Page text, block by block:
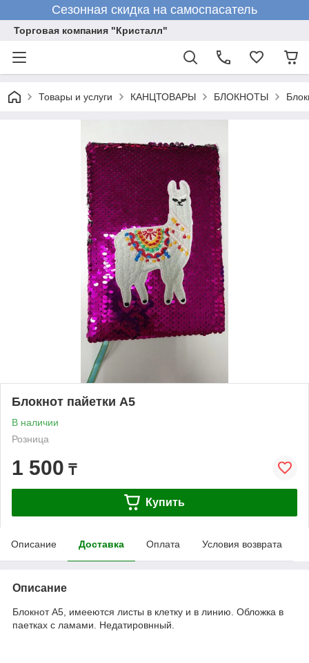
Сезонная скидка на самоспасатель
Торговая компания "Кристалл"
Товары и услуги КАНЦТОВАРЫ БЛОКНОТЫ
Блокнот пайетки А5
В наличии
Розница
1 500 ₸
Купить
Описание Доставка Оплата Условия возврата
Описание
Блокнот А5, имееются листы в клетку и в линию. Обложка в
паетках с ламами. Недатировнный.